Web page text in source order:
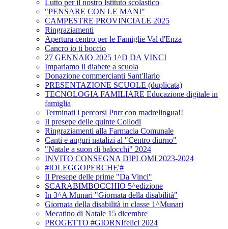
Lutto per il nostro Istituto scolastico
"PENSARE CON LE MANI"
CAMPESTRE PROVINCIALE 2025
Ringraziamenti
Apertura centro per le Famiglie Val d'Enza
Cancro io ti boccio
27 GENNAIO 2025 1^D DA VINCI
Impariamo il diabete a scuola
Donazione commercianti Sant'Ilario
PRESENTAZIONE SCUOLE (duplicata)
TECNOLOGIA FAMILIARE Educazione digitale in
famiglia
Terminati i percorsi Pnrr con madrelingua!!
Il presepe delle quinte Collodi
Ringraziamenti alla Farmacia Comunale
Canti e auguri natalizi al "Centro diurno"
"Natale a suon di balocchi" 2024
INVITO CONSEGNA DIPLOMI 2023-2024
#IOLEGGOPERCHE'#
Il Presepe delle prime "Da Vinci"
SCARABIMBOCCHIO 5^edizione
In 3^A Munari "Giornata della disabilità"
Giornata della disabilità in classe 1^Munari
Mecatino di Natale 15 dicembre
PROGETTO #GIORNIfelici 2024